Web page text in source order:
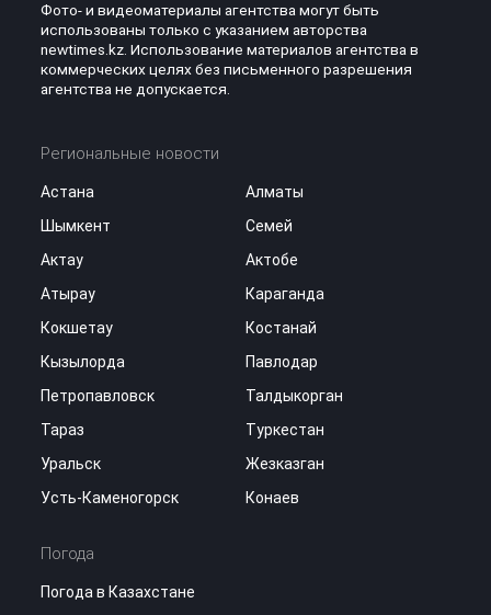
Фото- и видеоматериалы агентства могут быть
использованы только с указанием авторства
newtimes.kz. Использование материалов агентства в
коммерческих целях без письменного разрешения
агентства не допускается.
Региональные новости
Астана
Алматы
Шымкент
Семей
Актау
Актобе
Атырау
Караганда
Кокшетау
Костанай
Кызылорда
Павлодар
Петропавловск
Талдыкорган
Тараз
Туркестан
Уральск
Жезказган
Усть-Каменогорск
Конаев
Погода
Погода в Казахстане